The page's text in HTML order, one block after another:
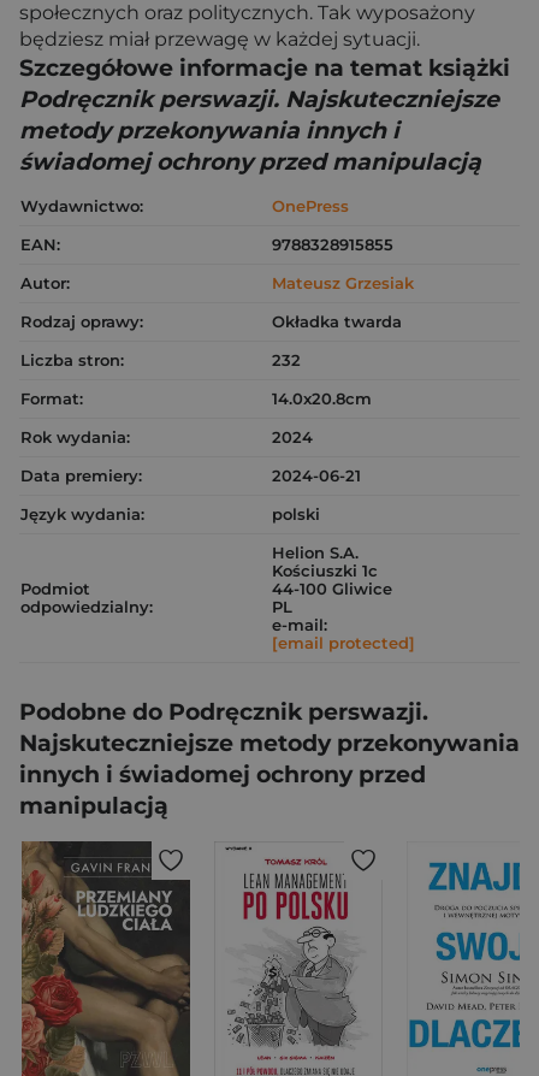
społecznych oraz politycznych. Tak wyposażony
będziesz miał przewagę w każdej sytuacji.
Szczegółowe informacje na temat książki
Podręcznik perswazji. Najskuteczniejsze
metody przekonywania innych i
świadomej ochrony przed manipulacją
Wydawnictwo:
OnePress
EAN:
9788328915855
Autor:
Mateusz Grzesiak
Rodzaj oprawy:
Okładka twarda
Liczba stron:
232
Format:
14.0x20.8cm
Rok wydania:
2024
Data premiery:
2024-06-21
Język wydania:
polski
Podmiot
odpowiedzialny:
Helion S.A.
Kościuszki 1c
44-100 Gliwice
PL
e-mail:
[email protected]
Podobne do Podręcznik perswazji.
Najskuteczniejsze metody przekonywania
innych i świadomej ochrony przed
manipulacją